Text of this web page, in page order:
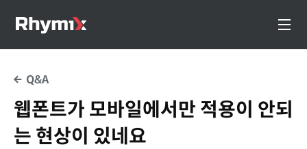
Q&A
웹폰트가 모바일에서만 적용이 안되
는 현상이 있네요